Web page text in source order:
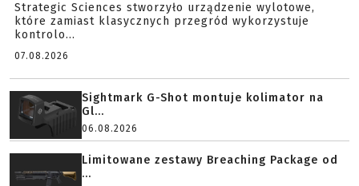
Strategic Sciences stworzyło urządzenie wylotowe,
które zamiast klasycznych przegród wykorzystuje
kontrolo...
07.08.2026
Sightmark G-Shot montuje kolimator na
Gl...
06.08.2026
Limitowane zestawy Breaching Package od
...